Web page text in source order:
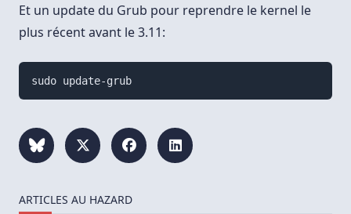
Et un update du Grub pour reprendre le kernel le
plus récent avant le 3.11:
sudo update-grub
ARTICLES AU HAZARD